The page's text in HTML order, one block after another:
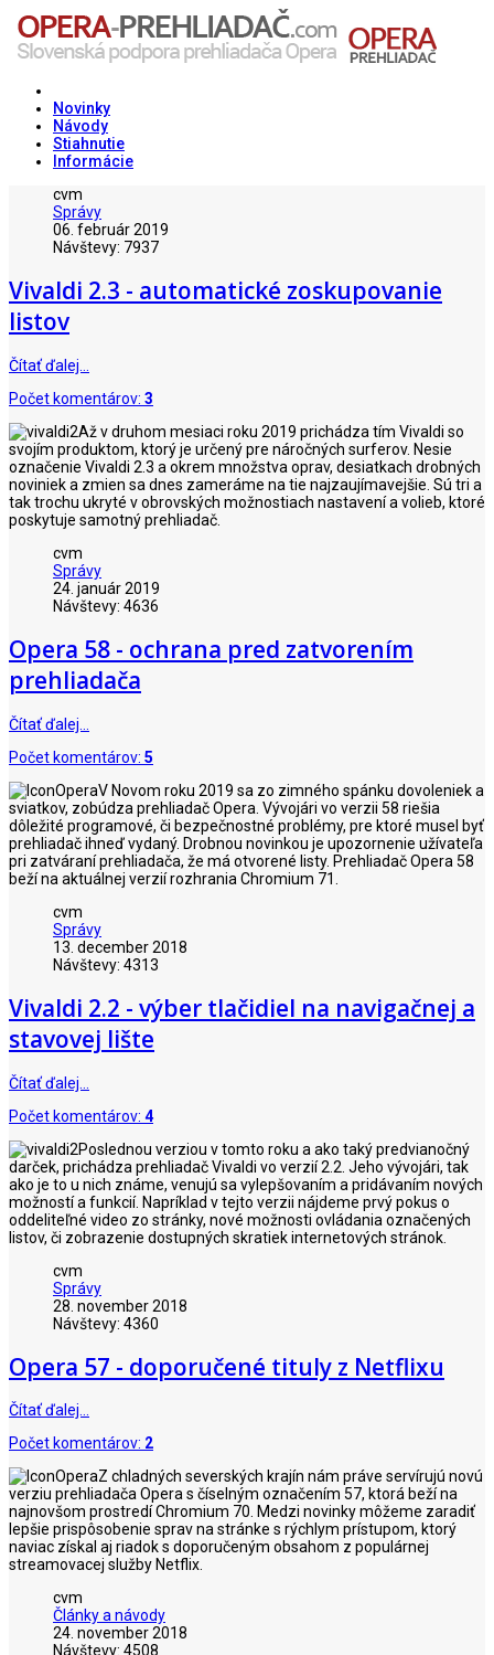
Novinky
Návody
Stiahnutie
Informácie
cvm
Správy
06. február 2019
Návštevy: 7937
Vivaldi 2.3 - automatické zoskupovanie
listov
Čítať ďalej…
Počet komentárov: 3
Až v druhom mesiaci roku 2019 prichádza tím Vivaldi so
svojím produktom, ktorý je určený pre náročných surferov. Nesie
označenie Vivaldi 2.3 a okrem množstva oprav, desiatkach drobných
noviniek a zmien sa dnes zameráme na tie najzaujímavejšie. Sú tri a
tak trochu ukryté v obrovských možnostiach nastavení a volieb, ktoré
poskytuje samotný prehliadač.
cvm
Správy
24. január 2019
Návštevy: 4636
Opera 58 - ochrana pred zatvorením
prehliadača
Čítať ďalej…
Počet komentárov: 5
V Novom roku 2019 sa zo zimného spánku dovoleniek a
sviatkov, zobúdza prehliadač Opera. Vývojári vo verzii 58 riešia
dôležité programové, či bezpečnostné problémy, pre ktoré musel byť
prehliadač ihneď vydaný. Drobnou novinkou je upozornenie užívateľa
pri zatváraní prehliadača, že má otvorené listy. Prehliadač Opera 58
beží na aktuálnej verzií rozhrania Chromium 71.
cvm
Správy
13. december 2018
Návštevy: 4313
Vivaldi 2.2 - výber tlačidiel na navigačnej a
stavovej lište
Čítať ďalej…
Počet komentárov: 4
Poslednou verziou v tomto roku a ako taký predvianočný
darček, prichádza prehliadač Vivaldi vo verzií 2.2. Jeho vývojári, tak
ako je to u nich známe, venujú sa vylepšovaním a pridávaním nových
možností a funkcií. Napríklad v tejto verzii nájdeme prvý pokus o
oddeliteľné video zo stránky, nové možnosti ovládania označených
listov, či zobrazenie dostupných skratiek internetových stránok.
cvm
Správy
28. november 2018
Návštevy: 4360
Opera 57 - doporučené tituly z Netflixu
Čítať ďalej…
Počet komentárov: 2
Z chladných severských krajín nám práve servírujú novú
verziu prehliadača Opera s číselným označením 57, ktorá beží na
najnovšom prostredí Chromium 70. Medzi novinky môžeme zaradiť
lepšie prispôsobenie sprav na stránke s rýchlym prístupom, ktorý
naviac získal aj riadok s doporučeným obsahom z populárnej
streamovacej služby Netflix.
cvm
Články a návody
24. november 2018
Návštevy: 4508